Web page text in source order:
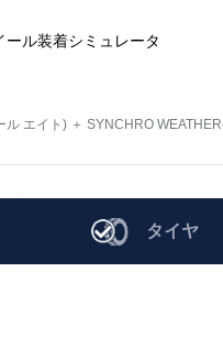
ール装着シミュレータ
ル エイト) ＋ SYNCHRO
タイヤ